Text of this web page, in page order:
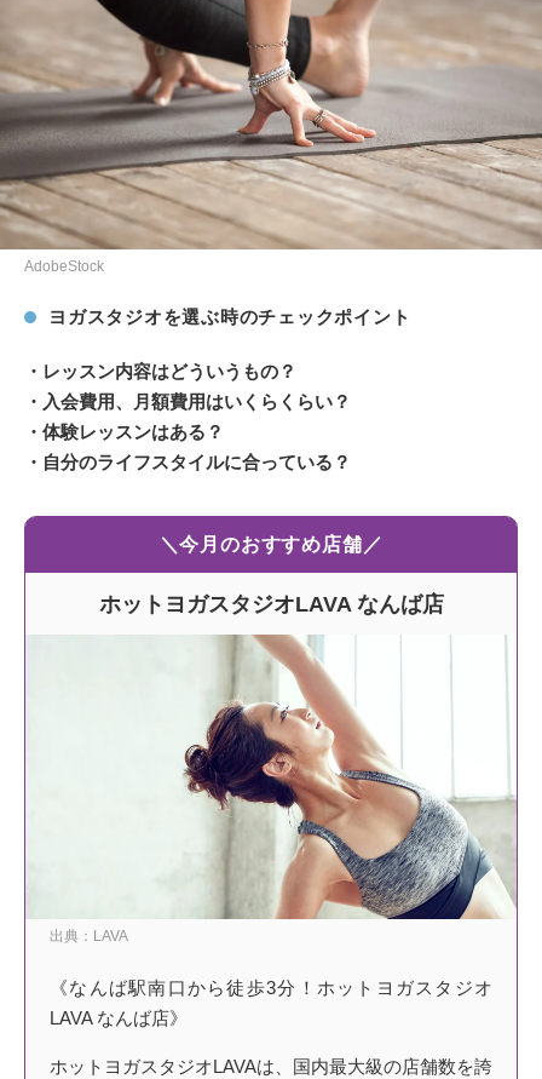
AdobeStock
ヨガスタジオを選ぶ時のチェックポイント
・レッスン内容はどういうもの？
・入会費用、月額費用はいくらくらい？
・体験レッスンはある？
・自分のライフスタイルに合っている？
＼今月のおすすめ店舗／
ホットヨガスタジオLAVA なんば店
出典：LAVA
《なんば駅南口から徒歩3分！ホットヨガスタジオ
LAVA なんば店》
ホットヨガスタジオLAVAは、国内最大級の店舗数を誇